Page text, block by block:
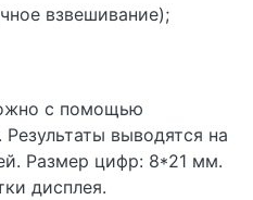
взвешивание);
с помощью
выводятся на
Размер цифр: 8*21 мм.
дисплея.